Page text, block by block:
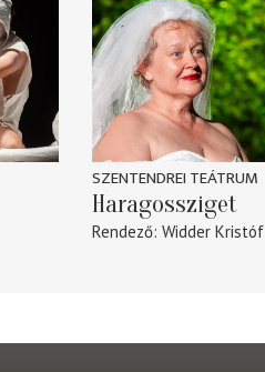
SZENTENDREI TEÁTRUM
Haragossziget
Rendező Widder Kristóf